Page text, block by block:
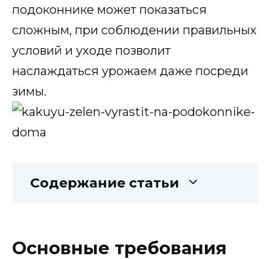
подоконнике может показаться
сложным, при соблюдении правильных
условий и уходе позволит
наслаждаться урожаем даже посреди
зимы.
Содержание статьи
Основные требования